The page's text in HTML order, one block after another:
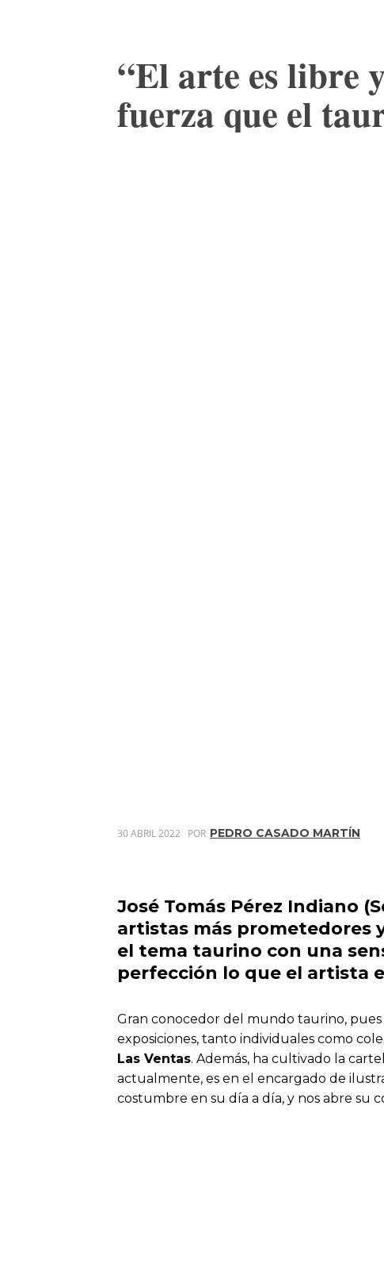
“El arte es libre
fuerza que el
30 ABRIL 2022 POR PEDRO CASADO MARTÍN
José Tomás Pérez Indiano
artistas más prometedores
el tema taurino con una
perfección lo que el artista
Gran conocedor del mundo taurino,
exposiciones, tanto individuales como
Las Ventas. Además, ha cultivado la
actualmente, es en el encargado de
costumbre en su día a día, y nos abre su